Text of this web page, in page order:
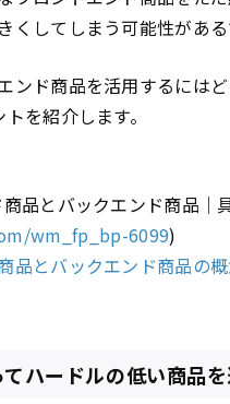
くしてしまう可能性がある
ンド商品を活用するには
を紹介します。
品とバックエンド商品｜
wm_fp_bp-6099)
品とバックエンド商品の
ハードルの低い商品